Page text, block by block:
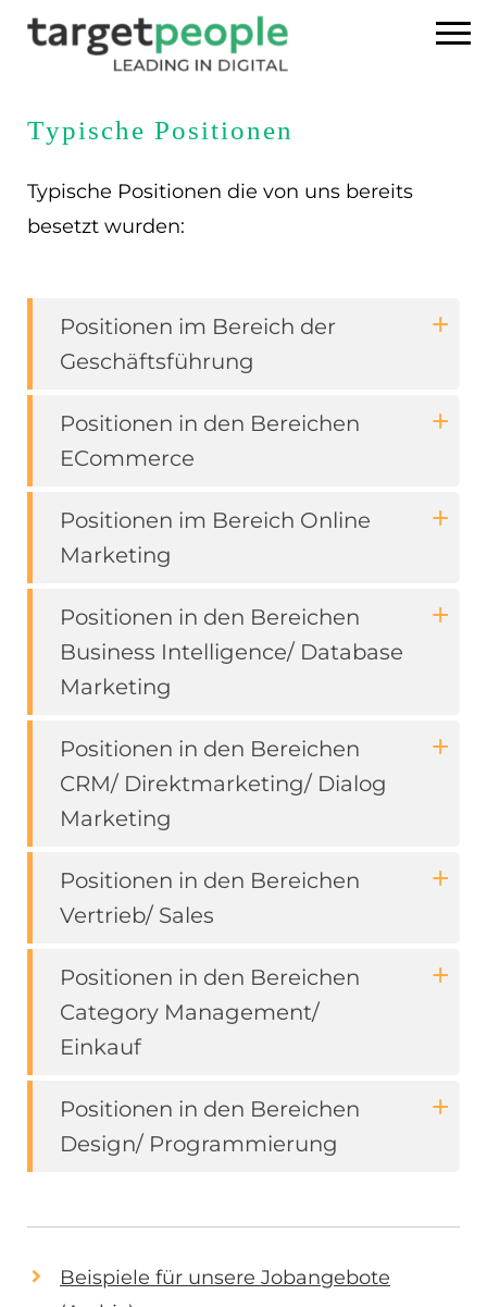
EN
Navigation schließen
Typische Positionen
Typische Positionen die von uns bereits
besetzt wurden:
Positionen im Bereich der
Geschäftsführung
Positionen in den Bereichen
ECommerce
Positionen im Bereich Online
Marketing
Positionen in den Bereichen
Business Intelligence/ Database
Marketing
Positionen in den Bereichen
CRM/ Direktmarketing/ Dialog
Marketing
Positionen in den Bereichen
Vertrieb/ Sales
Positionen in den Bereichen
Category Management/
Einkauf
Positionen in den Bereichen
Design/ Programmierung
Beispiele für unsere Jobangebote